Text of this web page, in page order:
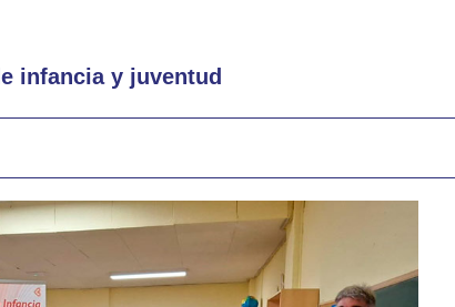
infancia y juventud